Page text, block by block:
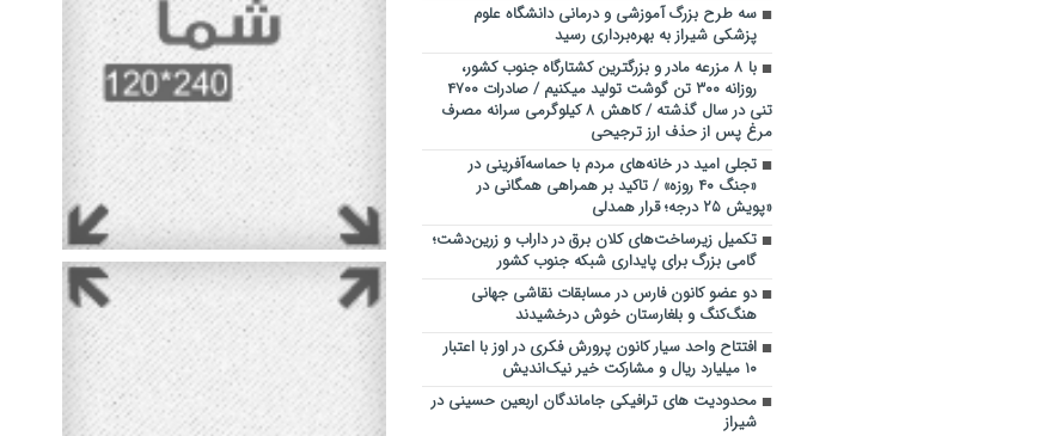
سه طرح بزرگ آموزشی و درمانی دانشگاه علوم
پزشکی شیراز به بهره‌برداری رسید
با ۸ مزرعه مادر و بزرگترین کشتارگاه جنوب کشور،
روزانه ۳۰۰ تن گوشت تولید میکنیم / صادرات ۴۷۰۰
تنی در سال گذشته / کاهش ۸ کیلوگرمی سرانه مصرف
مرغ پس از حذف ارز ترجیحی
تجلی امید در خانه‌های مردم با حماسه‌آفرینی در
«جنگ ۴۰ روزه» / تاکید بر همراهی همگانی در
«پویش ۲۵ درجه؛ قرار همدلی
تکمیل زیرساخت‌های کلان برق در داراب و زرین‌دشت؛
گامی بزرگ برای پایداری شبکه جنوب کشور
دو عضو کانون فارس در مسابقات نقاشی جهانی
هنگ‌کنگ و بلغارستان خوش درخشیدند
افتتاح واحد سیار کانون پرورش فکری در اوز با اعتبار
۱۰ میلیارد ریال و مشارکت خیر نیک‌اندیش
محدودیت های ترافیکی جاماندگان اربعین حسینی در
شیراز